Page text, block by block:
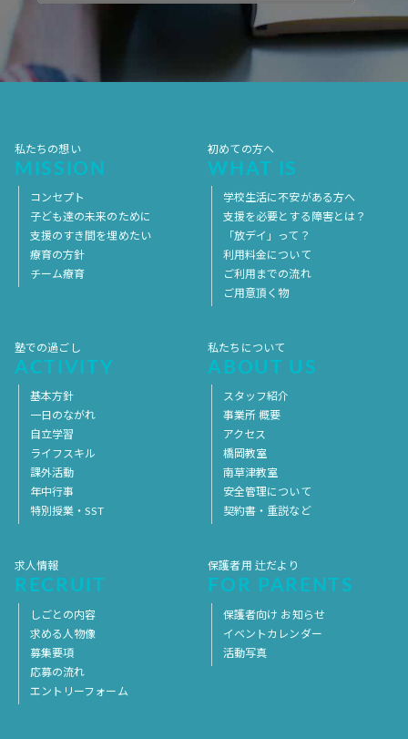
2017年10月 2017年9月 2017年8月
2017年5月
2017年4月
私たちの想い
MISSION
コンセプト
子ども達の未来のために
支援のすき間を埋めたい
療育の方針
チーム療育
初めての方へ
WHAT IS
学校生活に不安がある方へ
支援を必要とする障害とは？
「放デイ」って？
利用料金について
ご利用までの流れ
ご用意頂く物
塾での過ごし
ACTIVITY
基本方針
一日のながれ
自立学習
ライフスキル
課外活動
年中行事
特別授業・SST
私たちについて
ABOUT US
スタッフ紹介
事業所 概要
アクセス
橋岡教室
南草津教室
安全管理について
契約書・重説など
求人情報
RECRUIT
しごとの内容
求める人物像
募集要項
応募の流れ
エントリーフォーム
保護者用 辻だより
FOR PARENTS
保護者向け お知らせ
イベントカレンダー
活動写真